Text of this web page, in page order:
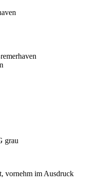
grau
vornehm im Ausdruck